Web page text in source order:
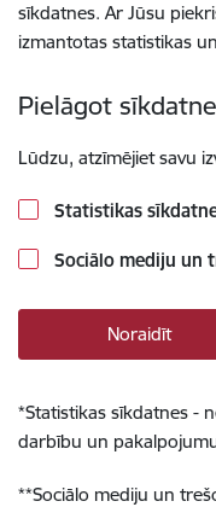
sīkdatnes. Ar Jūsu
izmantotas statistikas
Pielāgot
Lūdzu, atzīmējiet savu
Statistikas
Sociālo mediju un
Noraidīt
*Statistikas sīkdatnes -
darbību un
**Sociālo mediju un